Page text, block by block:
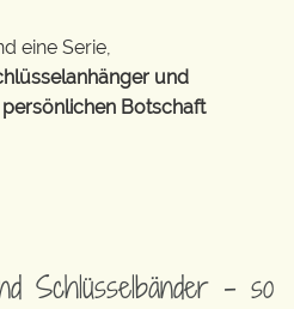
eine Serie,
und
Botschaft
Schlüsselbänder – so